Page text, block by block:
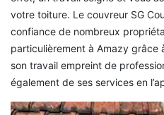
votre toiture. Le couvreur SG
confiance de nombreux
particulièrement à Amazy grâce
son travail empreint de
également de ses services en